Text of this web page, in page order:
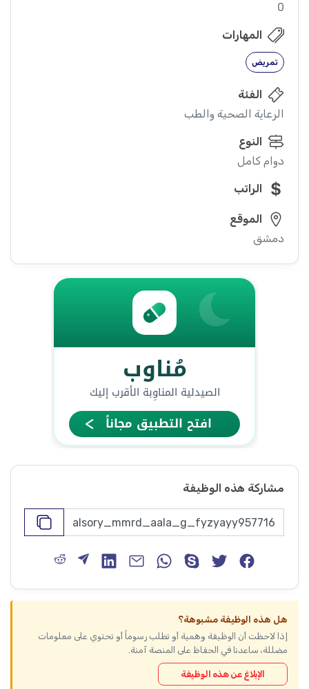
0
المهارات
تمريض
الفئة
الرعاية الصحية والطب
النوع
دوام كامل
الراتب
الموقع
دمشق
مشاركة هذه الوظيفة
هل هذه الوظيفة مشبوهة؟
إذا لاحظت أن الوظيفة وهمية أو تطلب رسوماً أو تحتوي على معلومات
مضللة، ساعدنا في الحفاظ على المنصة آمنة.
الإبلاغ عن هذه الوظيفة